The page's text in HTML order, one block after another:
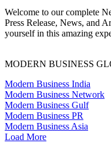
Welcome to our complete
Press Release, News, and
yourself in this amazing
MODERN BUSINESS
Modern Business India
Modern Business Network
Modern Business Gulf
Modern Business PR
Modern Business Asia
Load More